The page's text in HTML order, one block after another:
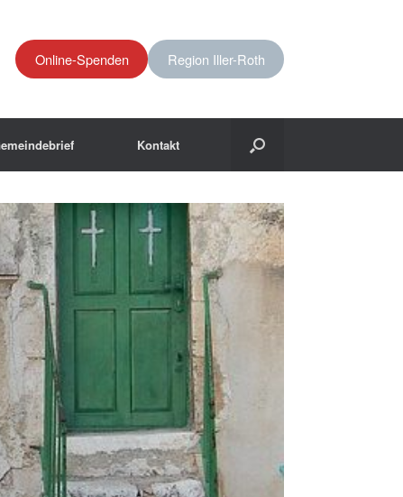
Online-Spenden Region Iller-Roth
Kontakt